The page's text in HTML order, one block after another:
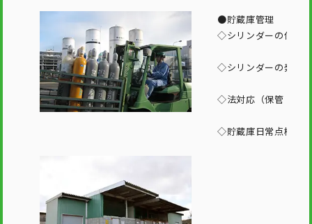
●貯蔵庫管理
◇シリンダーの保管
◇シリンダーの発注
◇法対応（保管・管
◇貯蔵庫日常点検